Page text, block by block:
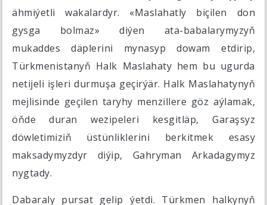
ähmiýetli wakalardyr. «Maslahatly biçilen don
gysga bolmaz» diýen ata-babalarymyzyň
mukaddes däplerini mynasyp dowam etdirip,
Türkmenistanyň Halk Maslahaty hem bu ugurda
netijeli işleri durmuşa geçirýär. Halk Maslahatynyň
mejlisinde geçilen taryhy menzillere göz aýlamak,
öňde duran wezipeleri kesgitläp, Garaşsyz
döwletimiziň üstünliklerini berkitmek esasy
maksadymyzdyr diýip, Gahryman Arkadagymyz
nygtady.
Dabaraly pursat gelip ýetdi. Türkmen halkynyň